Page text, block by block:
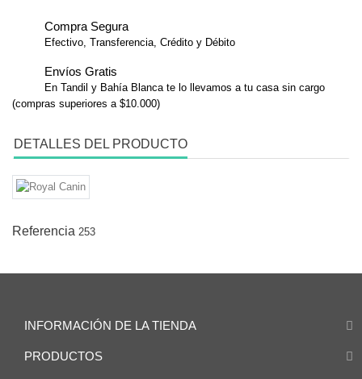
Compra Segura
Efectivo, Transferencia, Crédito y Débito
Envíos Gratis
En Tandil y Bahía Blanca te lo llevamos a tu casa sin cargo
(compras superiores a $10.000)
DETALLES DEL PRODUCTO
Referencia 253
INFORMACIÓN DE LA TIENDA
PRODUCTOS